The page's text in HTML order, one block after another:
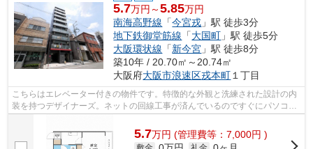
5.7万円～5.85万円
南海高野線 「今宮戎 」駅 徒歩3分
地下鉄御堂筋線 「大国町 」駅 徒歩5分
大阪環状線 「新今宮 」駅 徒歩8分
築10年 / 20.70㎡～20.74㎡
大阪府大阪市浪速区戎本町 １丁目
こちらはエレベーター付きの物件です。特徴的な外観と洗練された設計の内
装を持つデザイナーズ。ネットの回線工事が済んでいるのですぐにパソコン
が使えます。周辺には、徒歩3分で利用...
5.7万円 (管理費等：7,000円 )